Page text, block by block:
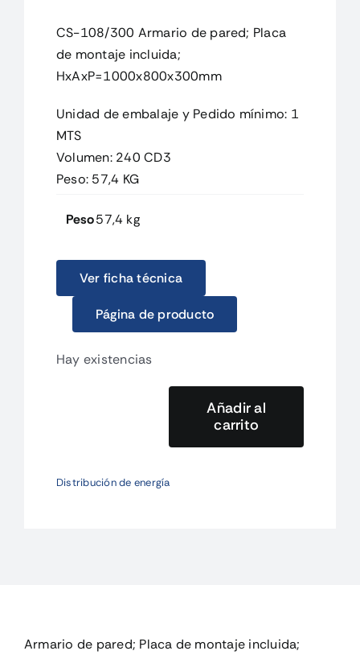
CS-108/300 Armario de pared; Placa
de montaje incluida;
HxAxP=1000x800x300mm
Unidad de embalaje y Pedido mínimo: 1
MTS
Volumen: 240 CD3
Peso: 57,4 KG
Peso57,4 kg
Ver ficha técnica
Página de producto
Hay existencias
de
Añadir al
carrito
Distribución de energía
Armario de pared; Placa de montaje incluida;